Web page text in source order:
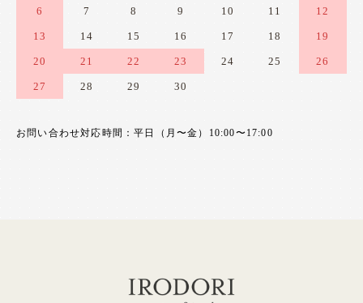
6 7 8 9 10 11 12
13 14 15 16 17 18 19
20 21 22 23 24 25 26
27 28 29 30
お問い合わせ対応時間：平日（月〜金）10:00〜17:00